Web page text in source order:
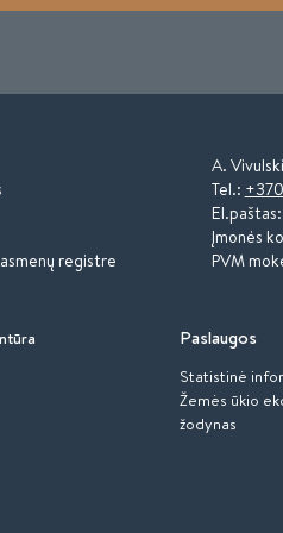
registre
A.
Tel.:
El.paštas:
Įmonės
PVM
Paslaugos
Statistinė
Žemės ūkio
žodynas